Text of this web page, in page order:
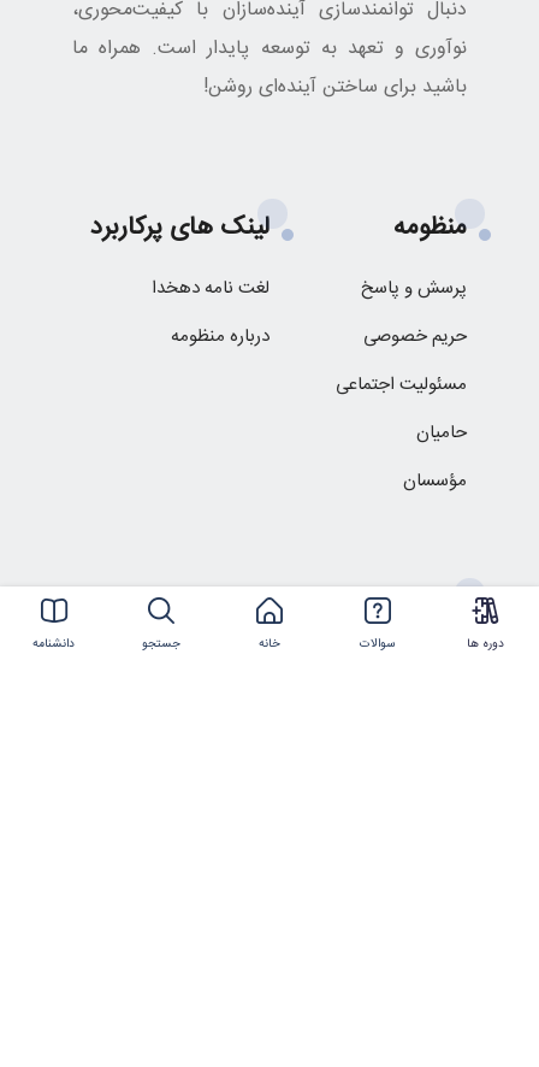
دوره ها سوالات خانه جستجو دانشنامه
دنبال توانمندسازی آینده‌سازان با کیفیت‌محوری،
نوآوری و تعهد به توسعه پایدار است. همراه ما
باشید برای ساختن آینده‌ای روشن!
منظومه
پرسش و پاسخ
حریم خصوصی
مسئولیت اجتماعی
حامیان
مؤسسان
لینک های پرکاربرد
لغت نامه دهخدا
درباره منظومه
ارتباط با ما